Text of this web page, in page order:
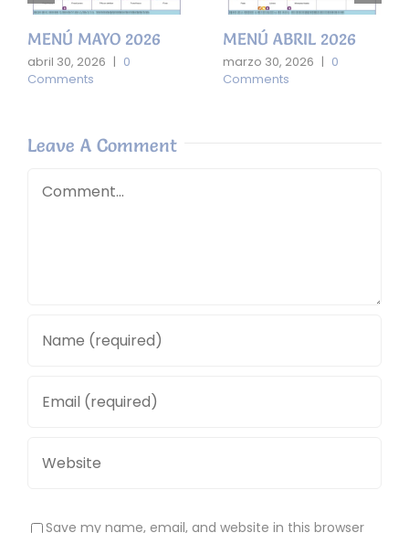
MENÚ MAYO 2026
abril 30, 2026 | 0
Comments
MENÚ ABRIL 2026
marzo 30, 2026 | 0
Comments
Leave A Comment
Save my name, email, and website in this browser